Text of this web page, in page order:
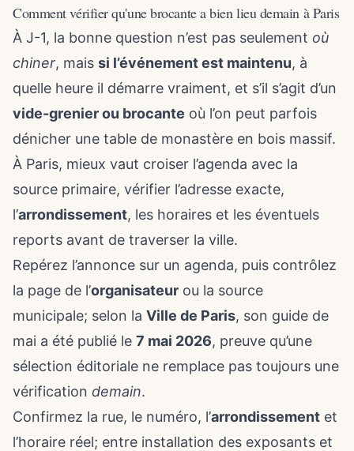
Comment vérifier qu'une brocante a bien lieu demain à Paris
À J-1, la bonne question n’est pas seulement où
chiner, mais si l’événement est maintenu, à
quelle heure il démarre vraiment, et s’il s’agit d’un
vide-grenier ou brocante où l’on peut parfois
dénicher une table de monastère en bois massif.
À Paris, mieux vaut croiser l’agenda avec la
source primaire, vérifier l’adresse exacte,
l’arrondissement, les horaires et les éventuels
reports avant de traverser la ville.
Repérez l’annonce sur un agenda, puis contrôlez
la page de l’organisateur ou la source
municipale; selon la Ville de Paris, son guide de
mai a été publié le 7 mai 2026, preuve qu’une
sélection éditoriale ne remplace pas toujours une
vérification demain.
Confirmez la rue, le numéro, l’arrondissement et
l’horaire réel; entre installation des exposants et